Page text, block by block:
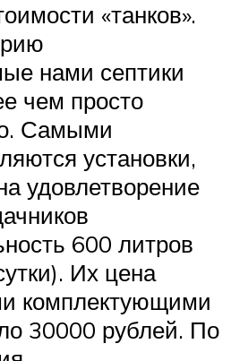
«танков».
нами септики
чем просто
Самыми
установки,
удовлетворение
600 литров
Их цена
комплектующими
30000 рублей. По